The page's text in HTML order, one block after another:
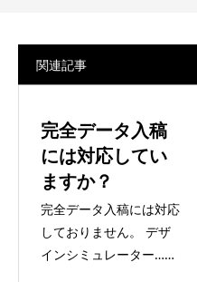
関連記事
完全データ入稿
には対応してい
ますか？
完全データ入稿には対応
しておりません。 デザ
インシミュレーター……